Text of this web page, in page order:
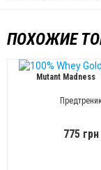
ПОХОЖИЕ
Mutant Madness
775 грн